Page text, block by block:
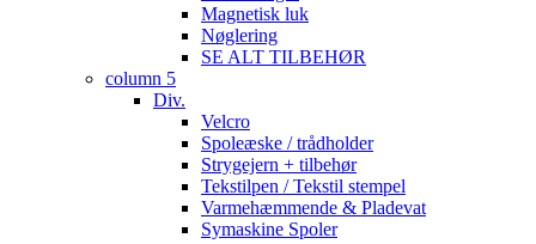
Magnetisk luk
Nøglering
SE ALT TILBEHØR
column 5
Div.
Velcro
Spoleæske / trådholder
Strygejern + tilbehør
Tekstilpen / Tekstil stempel
Varmehæmmende & Pladevat
Symaskine Spoler